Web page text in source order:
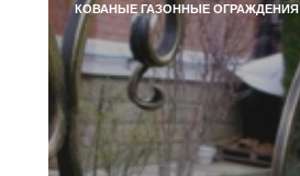
КОВАНЫЕ ГАЗОННЫЕ ОГРАЖДЕНИЯ